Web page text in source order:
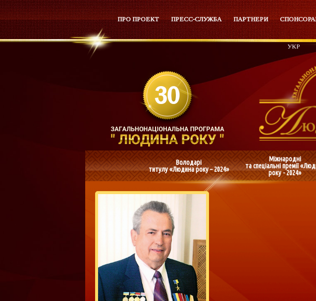
ПРО ПРОЕКТ ПРЕСС-СЛУЖБА ПАРТНЕРИ
УКР
Володарі
титулу «Людина року – 2024»
Міжнародні
та спеціальні премії
року - 2024»